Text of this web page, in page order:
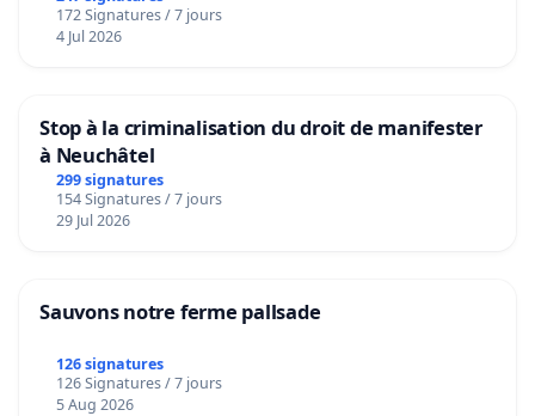
172 Signatures / 7 jours
4 Jul 2026
Stop à la criminalisation du droit de manifester
à Neuchâtel
299 signatures
154 Signatures / 7 jours
29 Jul 2026
Sauvons notre ferme pallsade
126 signatures
126 Signatures / 7 jours
5 Aug 2026